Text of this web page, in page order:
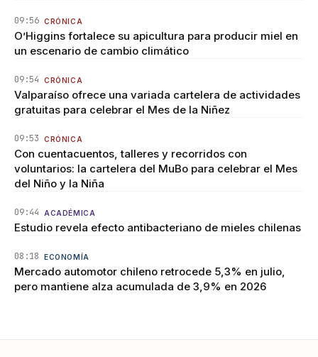
09:56 CRÓNICA
O’Higgins fortalece su apicultura para producir miel en
un escenario de cambio climático
09:54 CRÓNICA
Valparaíso ofrece una variada cartelera de actividades
gratuitas para celebrar el Mes de la Niñez
09:53 CRÓNICA
Con cuentacuentos, talleres y recorridos con
voluntarios: la cartelera del MuBo para celebrar el Mes
del Niño y la Niña
09:44 ACADÉMICA
Estudio revela efecto antibacteriano de mieles chilenas
08:18 ECONOMÍA
Mercado automotor chileno retrocede 5,3% en julio,
pero mantiene alza acumulada de 3,9% en 2026